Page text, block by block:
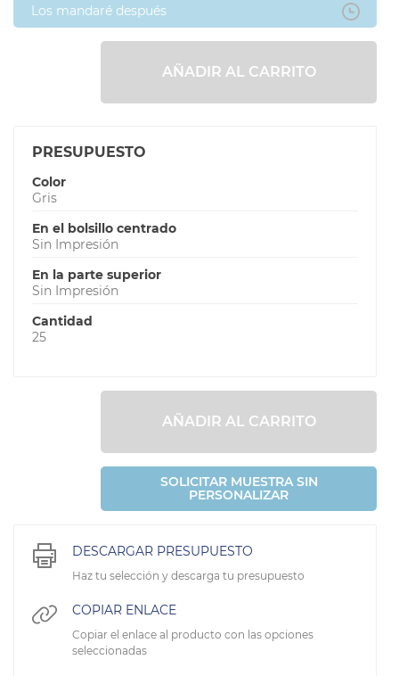
Los mandaré después
AÑADIR AL CARRITO
PRESUPUESTO
Color
Gris
En el bolsillo centrado
Sin Impresión
En la parte superior
Sin Impresión
Cantidad
25
AÑADIR AL CARRITO
SOLICITAR MUESTRA SIN
PERSONALIZAR
DESCARGAR PRESUPUESTO
Haz tu selección y descarga tu presupuesto
COPIAR ENLACE
Copiar el enlace al producto con las opciones
seleccionadas